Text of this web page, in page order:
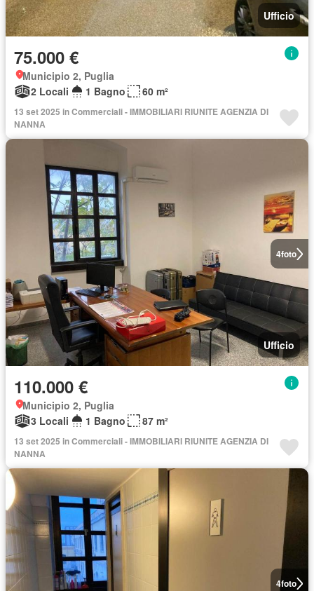
Ufficio
75.000 €
Municipio 2, Puglia
2 Locali
1 Bagno 60 m²
13 set 2025 in Commerciali - IMMOBILIARI RIUNITE AGENZIA DI
NANNA
4foto
Ufficio
110.000 €
Municipio 2, Puglia
3 Locali
1 Bagno 87 m²
13 set 2025 in Commerciali - IMMOBILIARI RIUNITE AGENZIA DI
NANNA
4foto